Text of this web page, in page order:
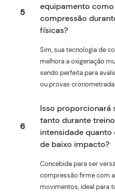
5
equipamento
compressão
físicas?
Sim, sua tecnologia de
melhora a oxigenação
sendo perfeita para
ou provas
6
Isso proporcionará
tanto durante
intensidade
de baixo impacto?
Concebida para ser
compressão firme com
movimentos, ideal para